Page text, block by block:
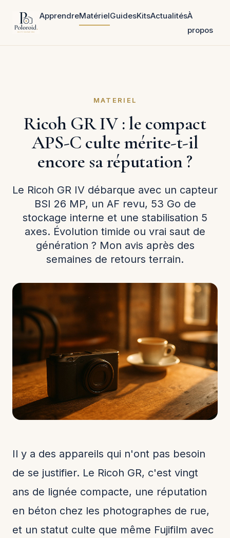
ApprendreMatérielGuidesKitsActualitésÀ
propos
MATERIEL
Ricoh GR IV : le compact
APS-C culte mérite-t-il
encore sa réputation ?
Le Ricoh GR IV débarque avec un capteur
BSI 26 MP, un AF revu, 53 Go de
stockage interne et une stabilisation 5
axes. Évolution timide ou vrai saut de
génération ? Mon avis après des
semaines de retours terrain.
Il y a des appareils qui n'ont pas besoin
de se justifier. Le Ricoh GR, c'est vingt
ans de lignée compacte, une réputation
en béton chez les photographes de rue,
et un statut culte que même Fujifilm avec